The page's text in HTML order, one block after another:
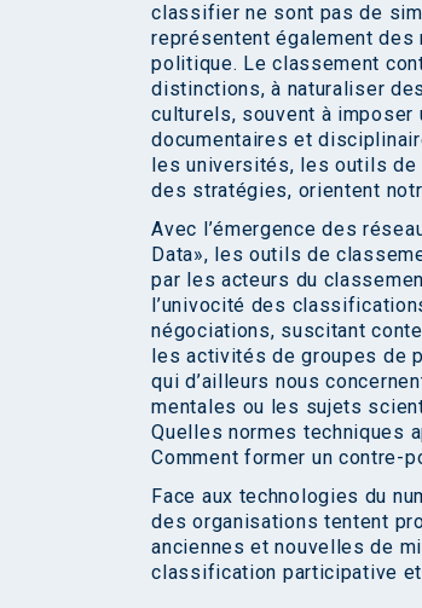
classifier ne sont pas de
représentent également des
politique. Le classement
distinctions, à naturaliser
culturels, souvent à imposer
documentaires et
les universités, les outils
des stratégies, orientent
Avec l’émergence des
Data», les outils de
par les acteurs du
l’univocité des
négociations, suscitant
les activités de groupes de
qui d’ailleurs nous
mentales ou les sujets
Quelles normes techniques
Comment former un contre-
Face aux technologies du
des organisations tentent
anciennes et nouvelles de
classification participative